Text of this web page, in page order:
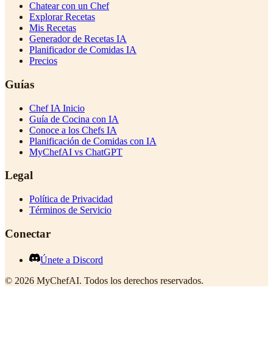
Chatear con un Chef
Explorar Recetas
Mis Recetas
Generador de Recetas IA
Planificador de Comidas IA
Precios
Guías
Chef IA Inicio
Guía de Cocina con IA
Conoce a los Chefs IA
Planificación de Comidas con IA
MyChefAI vs ChatGPT
Legal
Política de Privacidad
Términos de Servicio
Conectar
Únete a Discord
© 2026 MyChefAI. Todos los derechos reservados.